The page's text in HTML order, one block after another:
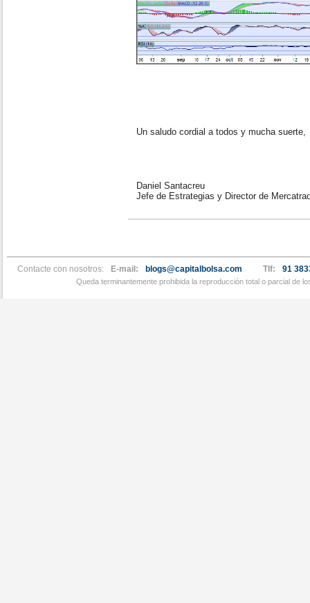
Un saludo cordial a todos y mucha suerte,
Daniel Santacreu
Jefe de Estrategias y Director de
Contacte con nosotros: E-mail: blogs@capitalbolsa.com Tlf: 91
Queda terminantemente prohibida la reproducción total o parcial de